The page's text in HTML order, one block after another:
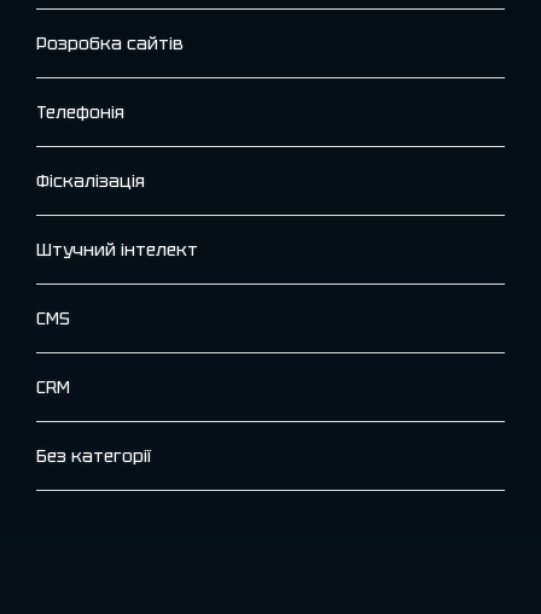
Розробка сайтів
Телефонія
Фіскалізація
Штучний інтелект
CMS
CRM
Без категорії